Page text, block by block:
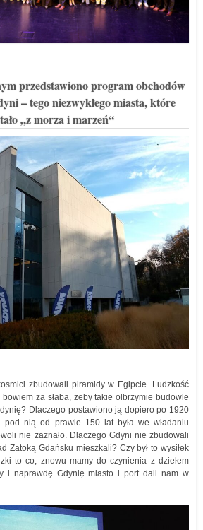
przedstawiono program obchodów
– tego niezwykłego miasta, które
„z morza i marzeń“
zbudowali piramidy w Egipcie. Ludzkość
za słaba, żeby takie olbrzymie budowle
Dlaczego postawiono ją dopiero po 1920
pod nią od prawie 150 lat była we władaniu
nie zaznało. Dlaczego Gdyni nie zbudowali
Zatoką Gdańsku mieszkali? Czy był to wysiłek
to co, znowu mamy do czynienia z dziełem
i naprawdę Gdynię miasto i port dali nam w